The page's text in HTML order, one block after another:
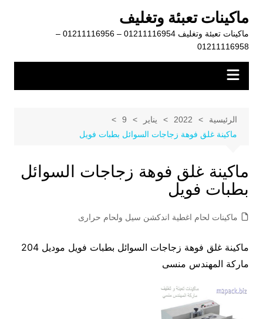
المحتوى
ماكينات تعبئة وتغليف
ماكينات تعبئة وتغليف 01211116954 – 01211116956 –
01211116958
الرئيسية 2022 يناير
9
ماكينة غلق فوهة زجاجات السوائل بطبات فويل
ماكينة غلق فوهة زجاجات السوائل
بطبات فويل
ماكينات لحام اغطية اندكشن سيل ولحام حرارى
ماكينة غلق فوهة زجاجات السوائل بطبات فويل موديل 204
ماركة المهندس منسى